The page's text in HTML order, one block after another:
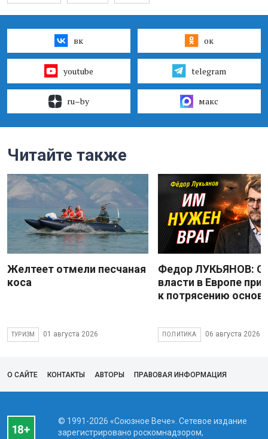
вк ок
youtube telegram
ru–by макс
Читайте также
Желтеет отмели песчаная
коса
ТУРИЗМ 01 августа 2026
Федор ЛУКЬЯНОВ:
власти в Европе
к потрясению основ
ПОЛИТИКА 06 августа 2026
О САЙТЕ КОНТАКТЫ АВТОРЫ ПРАВОВАЯ ИНФОРМАЦИЯ
© 1991-2026 «Союзное Вече». Сетевое издание
зарегистрировано роскомнадзором,